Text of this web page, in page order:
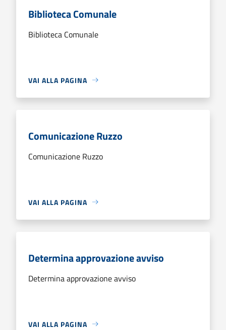
Biblioteca Comunale
Biblioteca Comunale
VAI ALLA PAGINA
Comunicazione Ruzzo
Comunicazione Ruzzo
VAI ALLA PAGINA
Determina approvazione avviso
Determina approvazione avviso
VAI ALLA PAGINA